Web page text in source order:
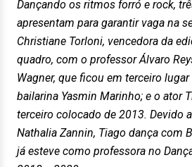
Dançando os ritmos forró e rock,
apresentam para garantir vaga na
Christiane Torloni, vencedora da
quadro, com o professor Álvaro
Wagner, que ficou em terceiro
bailarina Yasmin Marinho; e o ator
terceiro colocado de 2013. Devido
Nathalia Zannin, Tiago dança com
já esteve como professora no